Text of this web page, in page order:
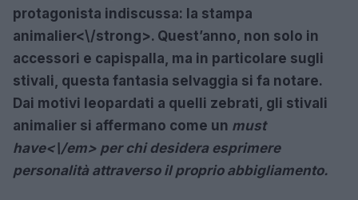
protagonista indiscussa: la stampa
animalier<\/strong>. Quest’anno, non solo in
accessori e capispalla, ma in particolare sugli
stivali, questa fantasia selvaggia si fa notare.
Dai motivi leopardati a quelli zebrati, gli stivali
animalier si affermano come un must
have<\/em> per chi desidera esprimere
personalità attraverso il proprio abbigliamento.